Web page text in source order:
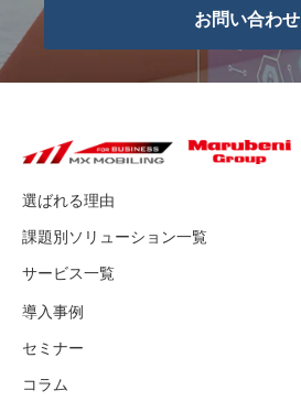
お問い合わせ
選ばれる理由
課題別ソリューション一覧
サービス一覧
導入事例
セミナー
コラム